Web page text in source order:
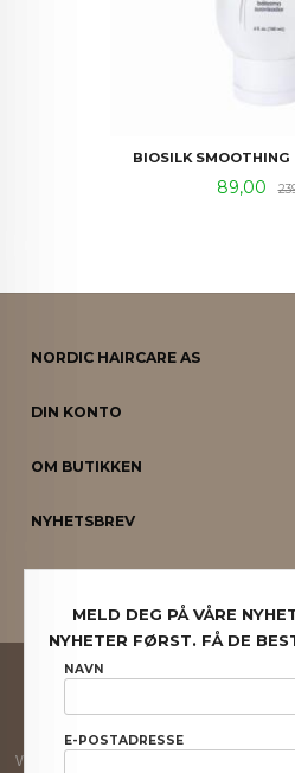
BIOSILK SMOOTHING
Tilbud
89,00
NORDIC HAIRCARE AS
DIN KONTO
OM BUTIKKEN
NYHETSBREV
PARTNERE
FRAKT
Vår nettbutikk bruker cookies slik at du får
MELD DEG PÅ VÅRE
NYHETER FØRST. FÅ DE
NAVN
E-POSTADRESSE